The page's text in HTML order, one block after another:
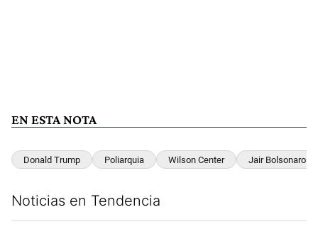
EN ESTA NOTA
Donald Trump Poliarquia Wilson Center Jair Bolsonaro
Noticias en Tendencia